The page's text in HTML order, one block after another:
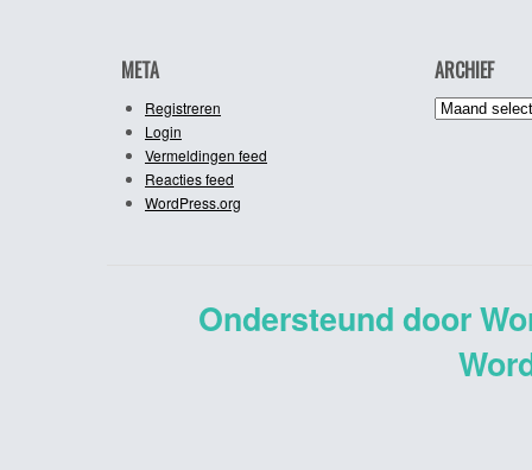
META
Registreren
Login
Vermeldingen feed
Reacties feed
WordPress.org
ARCHIEF
Archief
Ondersteund door